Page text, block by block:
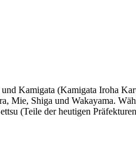
Kamigata (Kamigata Iroha
Shiga und Wakayama.
(Teile der heutigen